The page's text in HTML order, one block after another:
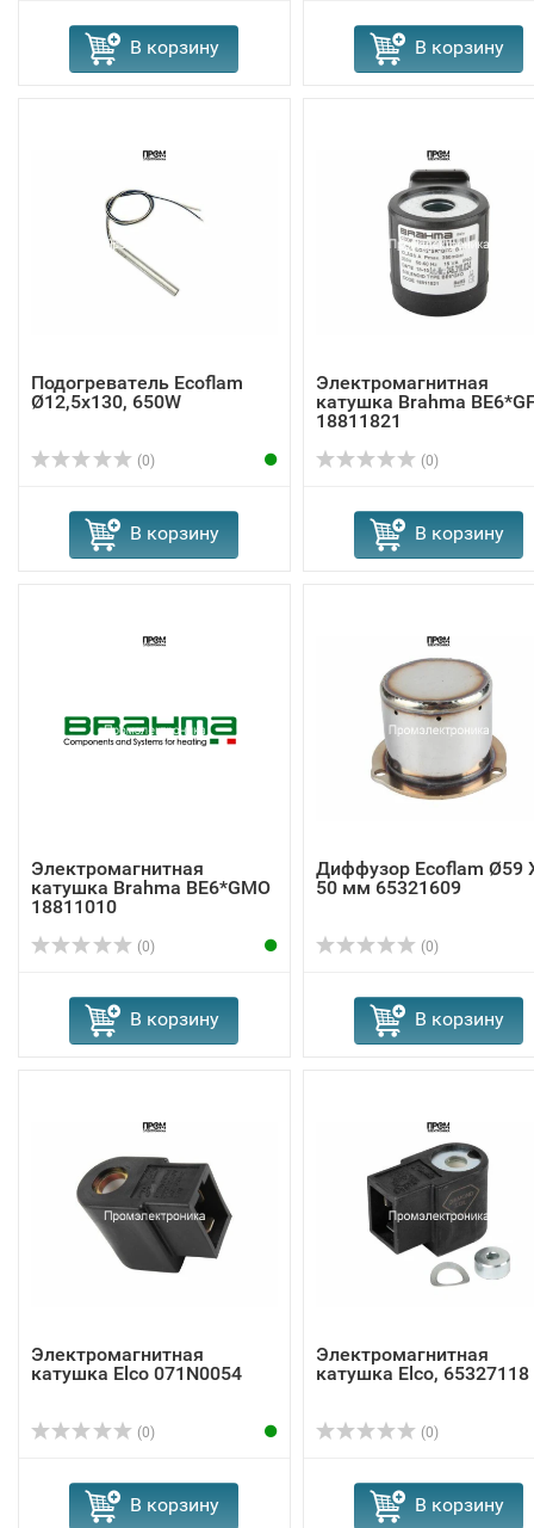
В корзину В корзину
Подогреватель Ecoflam
Ø12,5x130, 650W
(0)
В корзину
Электромагнитная
катушка Brahma
18811821
(0)
В корзину
Электромагнитная
катушка Brahma BE6*GMO
18811010
(0)
В корзину
Диффузор Ecoflam Ø59
50 мм 65321609
(0)
В корзину
Электромагнитная
катушка Elco 071N0054
(0)
В корзину
Электромагнитная
катушка Elco, 65327118
(0)
В корзину